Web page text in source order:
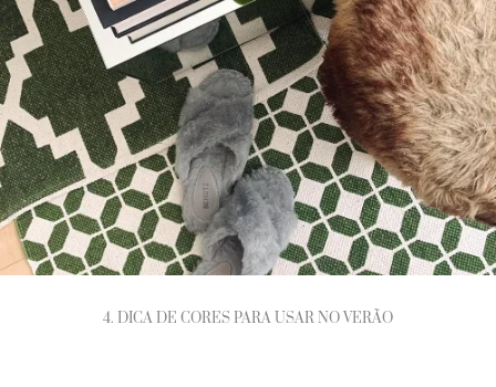
4. DICA DE CORES PARA USAR NO VERÃO